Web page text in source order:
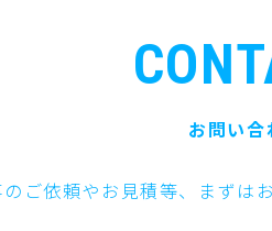
お問い合
ご依頼やお見積等、まずは